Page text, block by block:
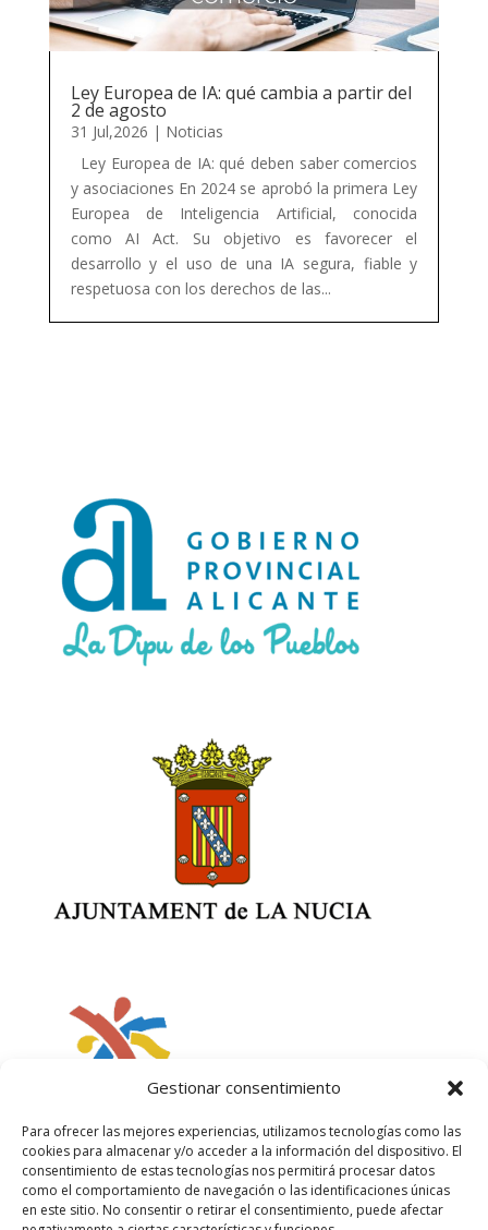
Gestionar consentimiento
Para ofrecer las mejores experiencias, utilizamos tecnologías como las
cookies para almacenar y/o acceder a la información del dispositivo. El
consentimiento de estas tecnologías nos permitirá procesar datos
como el comportamiento de navegación o las identificaciones únicas
en este sitio. No consentir o retirar el consentimiento, puede afectar
Ley Europea de IA: qué cambia a partir del
2 de agosto
31 Jul,2026 | Noticias
Ley Europea de IA: qué deben saber comercios
y asociaciones En 2024 se aprobó la primera Ley
Europea de Inteligencia Artificial, conocida
como AI Act. Su objetivo es favorecer el
desarrollo y el uso de una IA segura, fiable y
respetuosa con los derechos de las...